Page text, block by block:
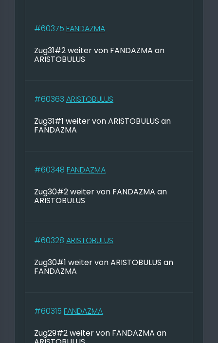
#60375 FANDAZMA
Zug31#2 weiter von FANDAZMA an
ARISTOBULUS
#60363 ARISTOBULUS
Zug31#1 weiter von ARISTOBULUS an
FANDAZMA
#60348 FANDAZMA
Zug30#2 weiter von FANDAZMA an
ARISTOBULUS
#60328 ARISTOBULUS
Zug30#1 weiter von ARISTOBULUS an
FANDAZMA
#60315 FANDAZMA
Zug29#2 weiter von FANDAZMA an